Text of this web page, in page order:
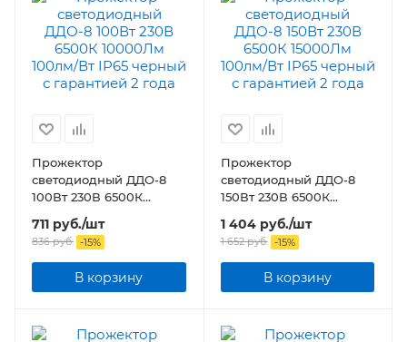
Прожектор
светодиодный ДДО-8
100Вт 230В 6500К
10000Лм 100лм/Вт IP65
черный
711 руб./шт
836руб. -15%
В корзину
Прожектор
светодиодный ДДО-8
150Вт 230В 6500К
15000Лм 100лм/Вт IP65
черный
1 404руб./шт
1 652руб. -15%
В корзину